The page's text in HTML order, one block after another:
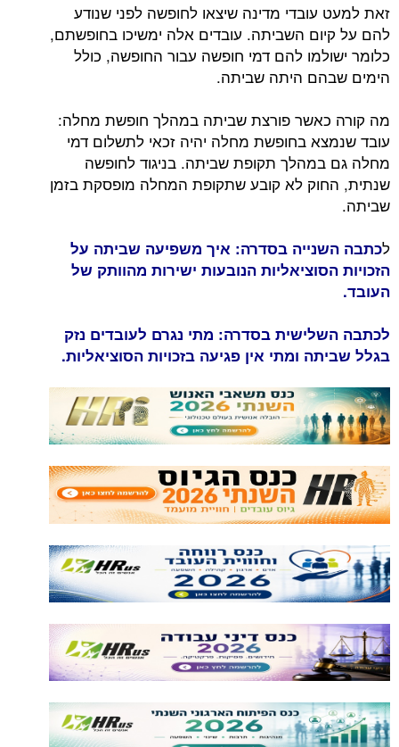
זאת למעט עובדי מדינה שיצאו לחופשה לפני שנודע
להם על קיום השביתה. עובדים אלה ימשיכו בחופשתם,
כלומר ישולמו להם דמי חופשה עבור החופשה, כולל
הימים שבהם היתה שביתה.
מה קורה כאשר פורצת שביתה במהלך חופשת מחלה:
עובד שנמצא בחופשת מחלה יהיה זכאי לתשלום דמי
מחלה גם במהלך תקופת שביתה. בניגוד לחופשה
שנתית, החוק לא קובע שתקופת המחלה מופסקת בזמן
שביתה.
לכתבה השנייה בסדרה: איך משפיעה שביתה על
הזכויות הסוציאליות הנובעות ישירות מהוותק של
העובד.
לכתבה השלישית בסדרה: מתי נגרם לעובדים נזק
בגלל שביתה ומתי אין פגיעה בזכויות הסוציאליות.